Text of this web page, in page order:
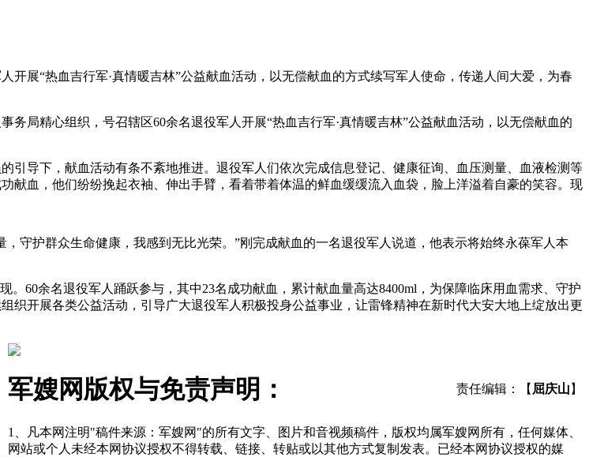
开展“热血吉行军·真情暖吉林”公益献血活动，以无偿献血的方式续写军人使命，传递人间大爱，为春
局精心组织，号召辖区60余名退役军人开展“热血吉行军·真情暖吉林”公益献血活动，以无偿献血的
引导下，献血活动有条不紊地推进。退役军人们依次完成信息登记、健康征询、血压测量、血液检测等
献血，他们纷纷挽起衣袖、伸出手臂，看着带着体温的鲜血缓缓流入血袋，脸上洋溢着自豪的笑容。现
守护群众生命健康，我感到无比光荣。”刚完成献血的一名退役军人说道，他表示将始终永葆军人本
60余名退役军人踊跃参与，其中23名成功献血，累计献血量高达8400ml，为保障临床用血需求、守护
开展各类公益活动，引导广大退役军人积极投身公益事业，让雷锋精神在新时代大安大地上绽放出更
责任编辑：【 屈庆山 】
军嫂网版权与免责声明：
1、凡本网注明"稿件来源：军嫂网"的所有文字、图片和音视频稿件，版权均属军嫂网所有，任何媒体、
网站或个人未经本网协议授权不得转载、链接、转贴或以其他方式复制发表。已经本网协议授权的媒